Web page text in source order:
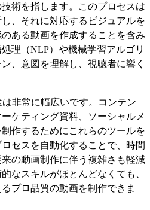
術を指します。このプロセスは
、それに対応するビジュアルを
ある動画を作成することを含み
理（NLP）や機械学習アルゴリ
、意図を理解し、視聴者に響く
非常に幅広いです。コンテン
ケティング資料、ソーシャルメ
作するためにこれらのツールを
セスを自動化することで、時間
の動画制作に伴う複雑さも軽減
なスキルがほとんどなくても、
プロ品質の動画を制作できま